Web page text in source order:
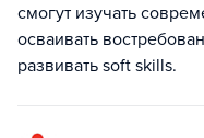
смогут изучать
осваивать
развивать soft skills.